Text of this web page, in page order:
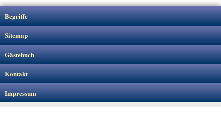
Begriffe
Sitemap
Gästebuch
Kontakt
Impressum